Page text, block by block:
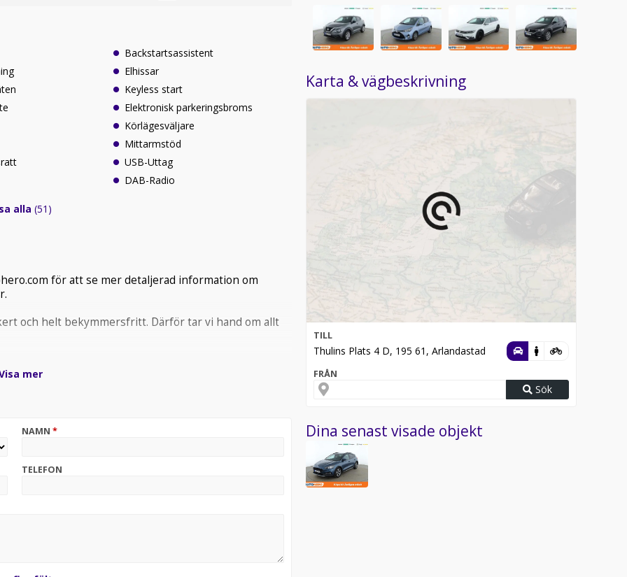
Backstartsassistent
Elhissar
Keyless start
Elektronisk parkeringsbroms
Körlägesväljare
Mittarmstöd
USB-Uttag
DAB-Radio
alla(51)
för att se mer detaljerad information om
och helt bekymmersfritt. Därför tar vi hand om allt
mer
NAMN *
TELEFON
Karta & vägbeskrivning
TILL
Thulins Plats 4 D, 195 61, Arlandastad
FRÅN
Sök
Dina senast visade objekt